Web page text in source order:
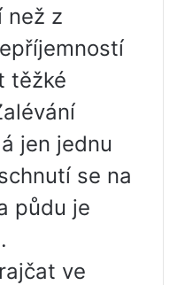
než z
těžké
jen jednu
se na
půdu je
ve